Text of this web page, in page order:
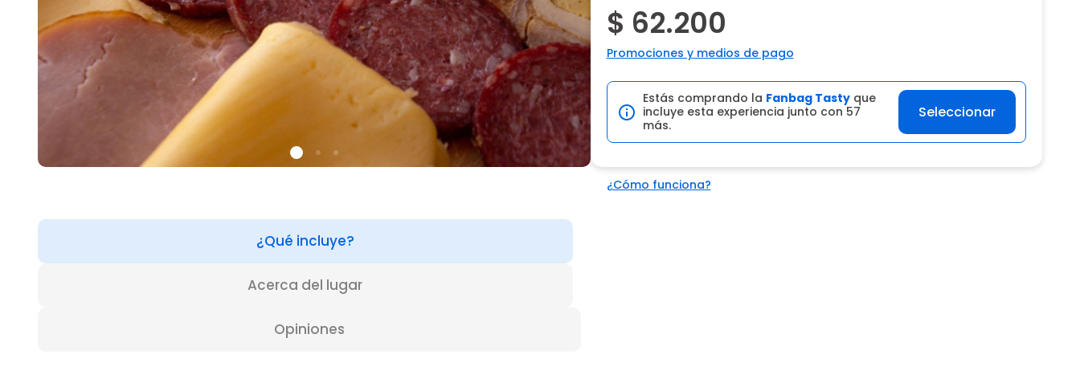
$ 62.200
Promociones y medios de pago
Estás comprando la Fanbag Tastyque
incluye esta experiencia junto con 57
más.
Seleccionar
¿Cómo funciona?
¿Qué incluye?
Acerca del lugar
Opiniones